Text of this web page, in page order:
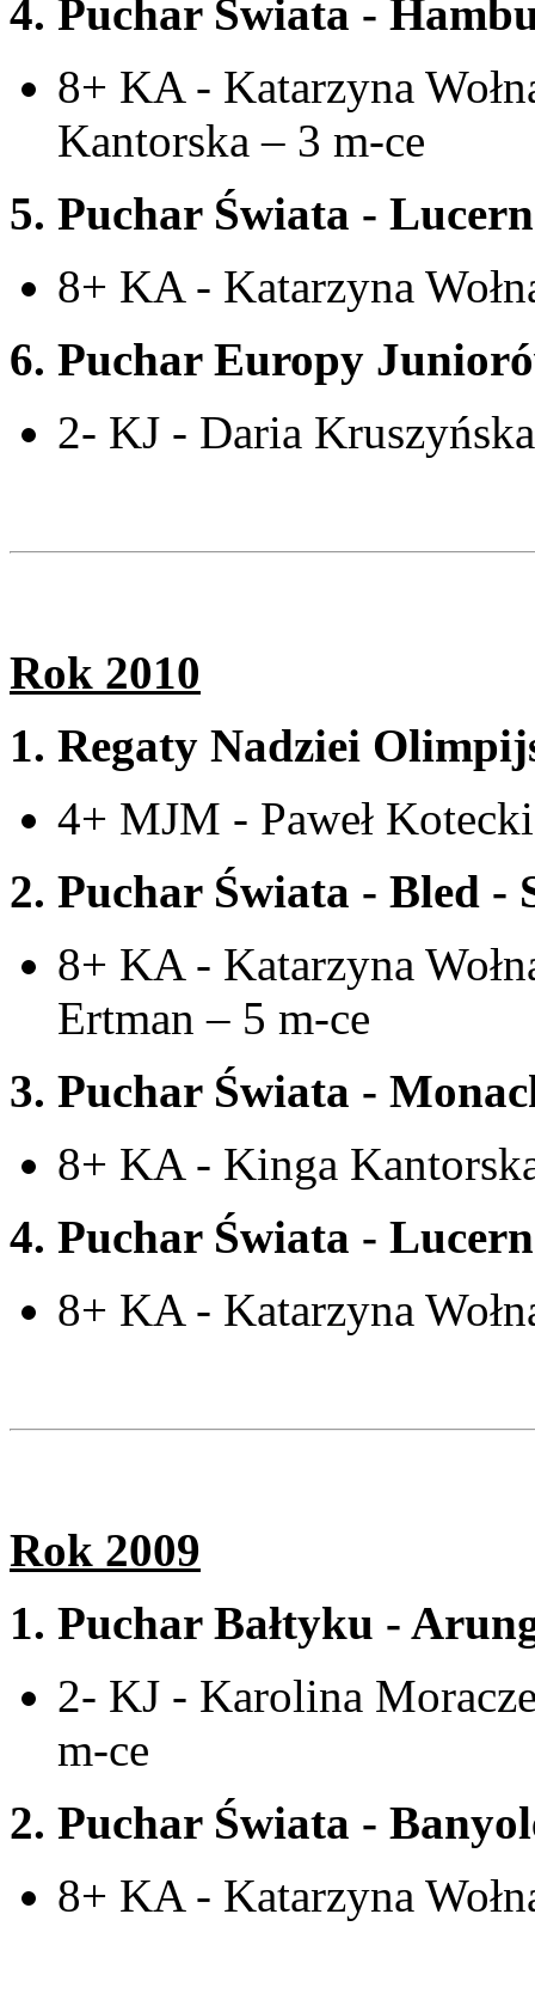
4. Puchar Świata -
8+ KA - Katarzyna
Kantorska – 3 m-ce
5. Puchar Świata -
8+ KA - Katarzyna
6. Puchar Europy
2- KJ - Daria
Rok 2010
1. Regaty Nadziei
4+ MJM - Paweł
2. Puchar Świata - Bled -
8+ KA - Katarzyna
Ertman – 5 m-ce
3. Puchar Świata -
8+ KA - Kinga
4. Puchar Świata -
8+ KA - Katarzyna
Rok 2009
1. Puchar Bałtyku -
2- KJ - Karolina
m-ce
2. Puchar Świata -
8+ KA - Katarzyna